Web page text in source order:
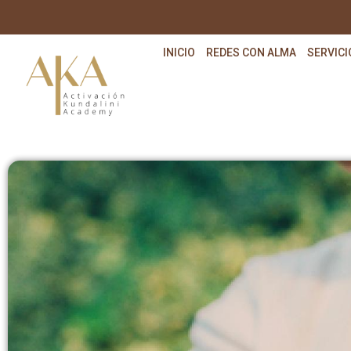
INICIO REDES CON ALMA